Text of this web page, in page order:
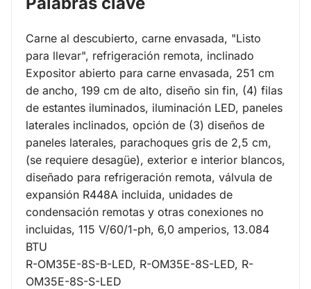
Carne al descubierto, carne envasada, "Listo
para llevar", refrigeración remota, inclinado
Expositor abierto para carne envasada, 251 cm
de ancho, 199 cm de alto, diseño sin fin, (4) filas
de estantes iluminados, iluminación LED, paneles
laterales inclinados, opción de (3) diseños de
paneles laterales, parachoques gris de 2,5 cm,
(se requiere desagüe), exterior e interior blancos,
diseñado para refrigeración remota, válvula de
expansión R448A incluida, unidades de
condensación remotas y otras conexiones no
incluidas, 115 V/60/1-ph, 6,0 amperios, 13.084
BTU
R-OM35E-8S-B-LED, R-OM35E-8S-LED, R-
OM35E-8S-S-LED